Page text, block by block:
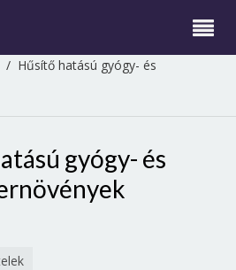
Hűsítő hatású gyógy- és
gyógy- és